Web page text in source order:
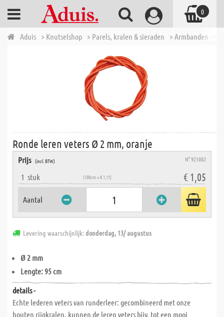
Aduis > Knutselshop > Parels, kralen & sieraden > Armbanden -
Ronde leren veters Ø 2 mm, oranje
Prijs (incl. BTW) N° 921082
1 stuk (100cm = € 1,11) € 1,05
Aantal
Levering waarschijnlijk:donderdag, 13/ augustus
Ø 2 mm
Lengte: 95 cm
details -
Echte lederen veters van runderleer: gecombineerd met onze
houten rijgkralen, kunnen de leren veters bijv. tot een mooi
0